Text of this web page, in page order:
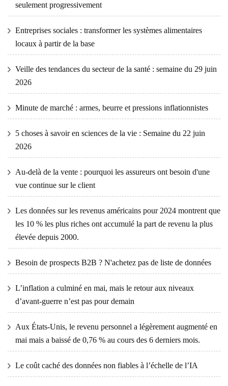
seulement progressivement
Entreprises sociales : transformer les systèmes alimentaires
locaux à partir de la base
Veille des tendances du secteur de la santé : semaine du 29 juin
2026
Minute de marché : armes, beurre et pressions inflationnistes
5 choses à savoir en sciences de la vie : Semaine du 22 juin
2026
Au-delà de la vente : pourquoi les assureurs ont besoin d'une
vue continue sur le client
Les données sur les revenus américains pour 2024 montrent que
les 10 % les plus riches ont accumulé la part de revenu la plus
élevée depuis 2000.
Besoin de prospects B2B ? N'achetez pas de liste de données
L’inflation a culminé en mai, mais le retour aux niveaux
d’avant-guerre n’est pas pour demain
Aux États-Unis, le revenu personnel a légèrement augmenté en
mai mais a baissé de 0,76 % au cours des 6 derniers mois.
Le coût caché des données non fiables à l’échelle de l’IA